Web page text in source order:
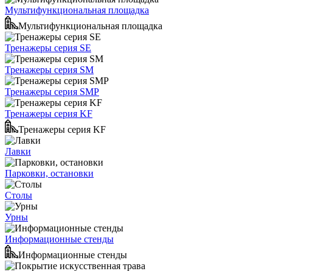
Мультифункциональная площадка
Мультифункциональная площадка
Тренажеры серия SE
Тренажеры серия SM
Тренажеры серия SMP
Тренажеры серия KF
Тренажеры серия KF
Лавки
Парковки, остановки
Столы
Урны
Информационные стенды
Информационные стенды